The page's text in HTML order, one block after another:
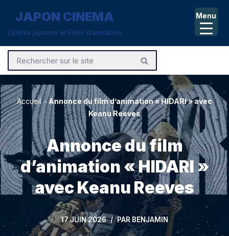
Aller
contenu
JAPON CINEMA
Cinéma japonais et Films d'animation
Accueil-Annonce du film d’animation « HIDARI » avec
Keanu Reeves
Annonce du film
d’animation « HIDARI »
avec Keanu Reeves
17 JUIN 2026 PAR BENJAMIN
Menu